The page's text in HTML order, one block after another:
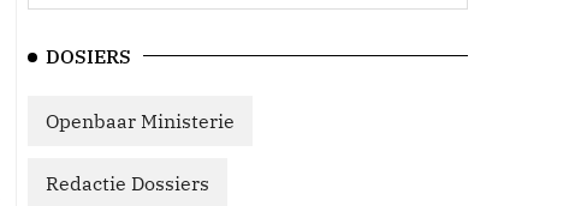
DOSIERS
Openbaar Ministerie
Redactie Dossiers